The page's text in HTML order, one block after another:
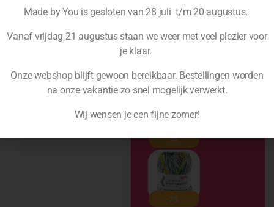
Made by You is gesloten van 28 juli t/m 20 augustus.
Vanaf vrijdag 21 augustus staan we weer met veel plezier voor
je klaar.
Onze webshop blijft gewoon bereikbaar. Bestellingen worden
na onze vakantie zo snel mogelijk verwerkt.
Wij wensen je een fijne zomer!